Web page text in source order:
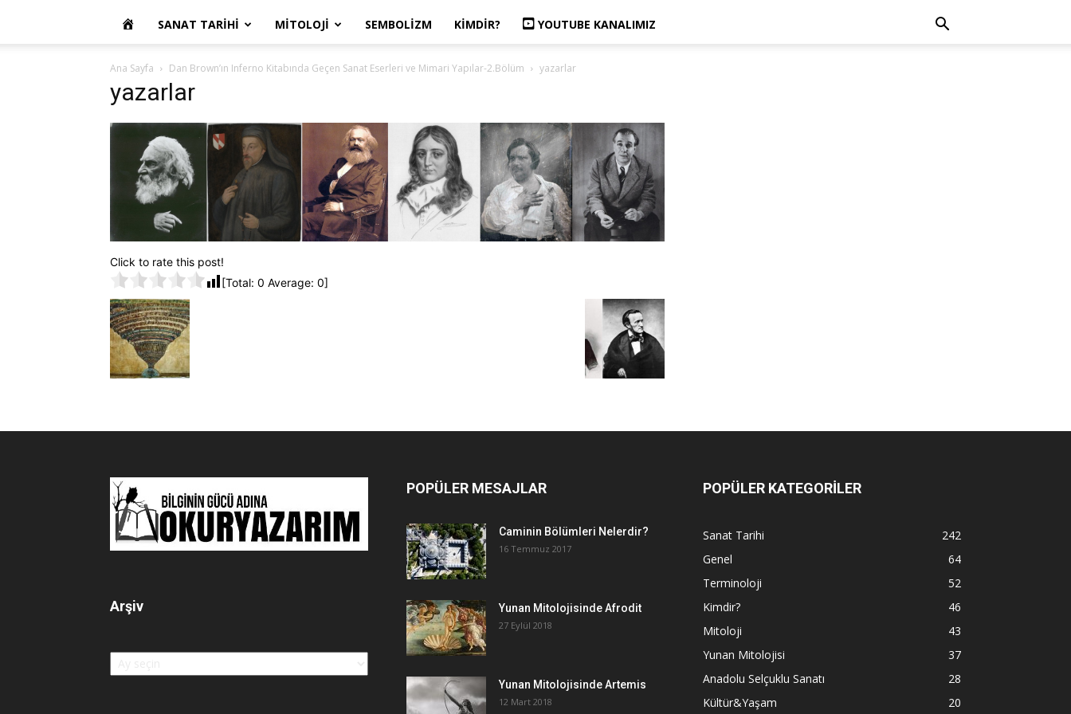
OKUR
YAZARIM
SANAT TARIHI MITOLOJI SEMBOLIZM KIMDIR? YOUTUBE KANALIMIZ
Ana Sayfa Dan Brown’ın Inferno Kitabında Geçen Sanat Eserleri ve Mimari Yapılar-2.Bölüm yazarlar
yazarlar
Click to rate this post!
[Total: 0 Average: 0]
Arşiv
Arşiv
POPÜLER MESAJLAR
Caminin Bölümleri Nelerdir?
16 Temmuz 2017
Yunan Mitolojisinde Afrodit
27 Eylül 2018
Yunan Mitolojisinde Artemis
12 Mart 2018
POPÜLER KATEGORİLER
Sanat Tarihi
242
Genel
64
Terminoloji
52
Kimdir?
46
Mitoloji
43
Yunan Mitolojisi
37
Anadolu Selçuklu Sanatı
28
Kültür&Yaşam
20